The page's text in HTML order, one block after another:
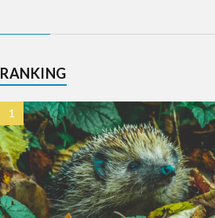
RANKING